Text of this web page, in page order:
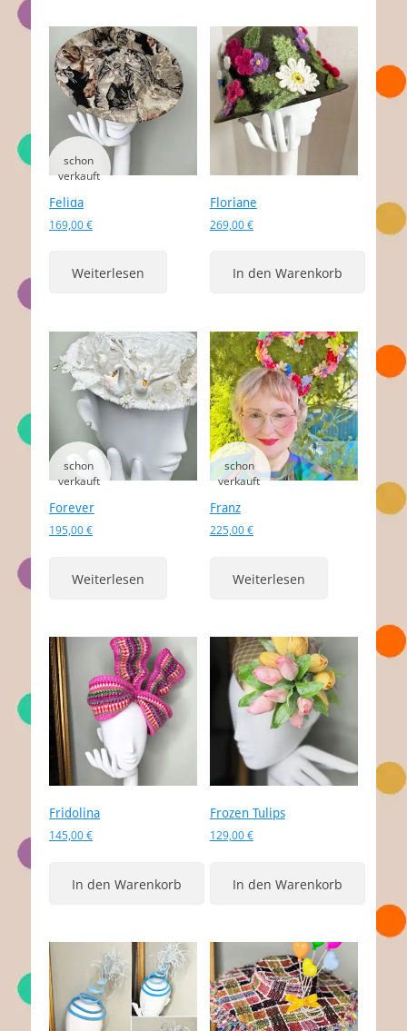
Felida
169,00€
Weiterlesen
Floriane
269,00€
In den Warenkorb
Forever
195,00€
Weiterlesen
Franz
225,00€
Weiterlesen
Fridolina
145,00€
In den Warenkorb
Frozen Tulips
129,00€
In den Warenkorb